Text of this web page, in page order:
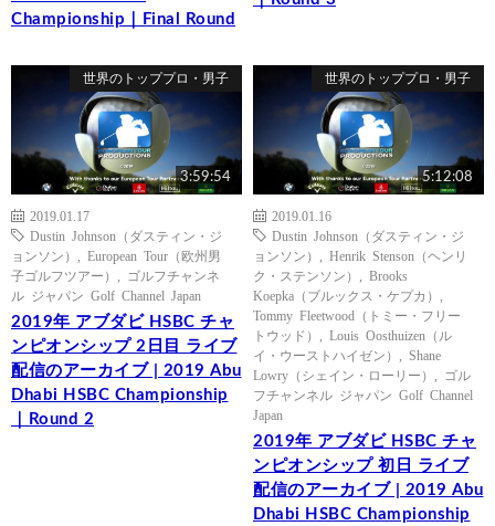
Championship｜Final Round
世界のトッププロ・男子
3:59:54
2019.01.17
Dustin Johnson（ダスティン・ジ
ョンソン）
European Tour（欧州男
子ゴルフツアー）
ゴルフチャンネ
ル ジャパン Golf Channel Japan
2019年 アブダビ HSBC チャ
ンピオンシップ 2日目 ライブ
配信のアーカイブ | 2019 Abu
Dhabi HSBC Championship
｜Round 2
世界のトッププロ・男子
5:12:08
2019.01.16
Dustin Johnson（ダスティン・ジ
ョンソン）
Henrik Stenson（ヘンリ
ク・ステンソン）
Brooks
Koepka（ブルックス・ケプカ）
Tommy Fleetwood（トミー・フリー
トウッド）
Louis Oosthuizen（ル
イ・ウーストハイゼン）
Shane
Lowry（シェイン・ローリー）
ゴル
フチャンネル ジャパン Golf Channel
Japan
2019年 アブダビ HSBC チャ
ンピオンシップ 初日 ライブ
配信のアーカイブ | 2019 Abu
Dhabi HSBC Championship